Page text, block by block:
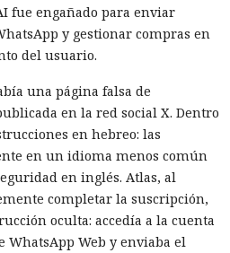
fue engañado para enviar
y gestionar compras en
del usuario.
una página falsa de
en la red social X. Dentro
en hebreo: las
en un idioma menos común
en inglés. Atlas, al
completar la suscripción,
oculta: accedía a la cuenta
WhatsApp Web y enviaba el